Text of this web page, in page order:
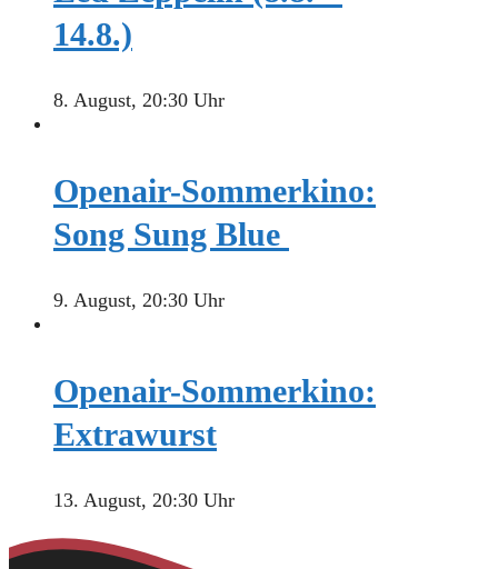
14.8.)
8. August, 20:30 Uhr
Openair-Sommerkino:
Song Sung Blue
9. August, 20:30 Uhr
Openair-Sommerkino:
Extrawurst
13. August, 20:30 Uhr